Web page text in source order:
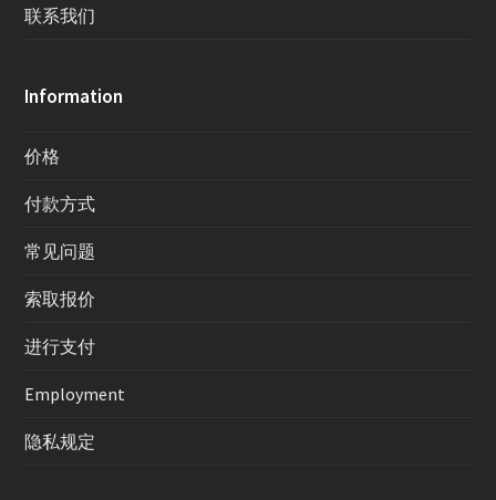
联系我们
Information
价格
付款方式
常见问题
索取报价
进行支付
Employment
隐私规定